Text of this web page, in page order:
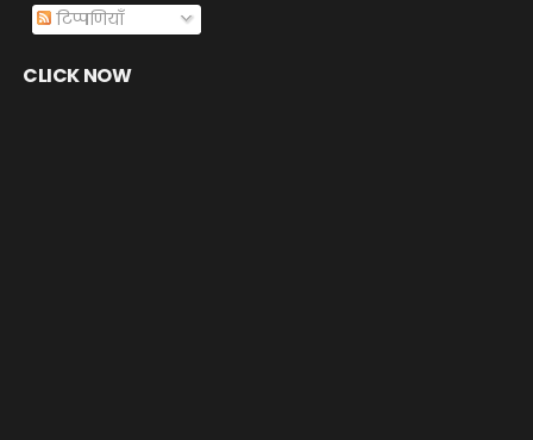
टिप्पणियाँ
CLICK NOW